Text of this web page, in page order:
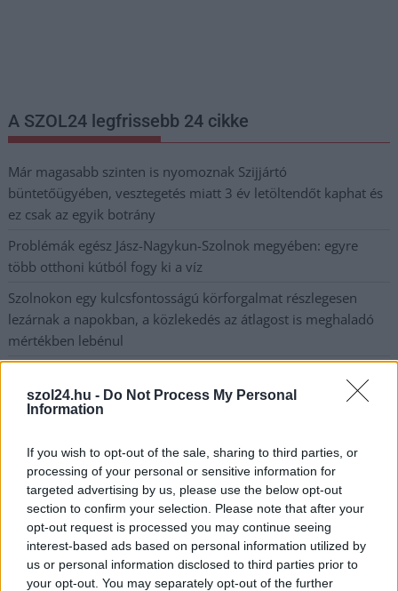
szol24.hu - Do Not Process My Personal
Information
If you wish to opt-out of the sale, sharing to third parties, or
processing of your personal or sensitive information for
targeted advertising by us, please use the below opt-out
section to confirm your selection. Please note that after your
opt-out request is processed you may continue seeing
interest-based ads based on personal information utilized by
us or personal information disclosed to third parties prior to
your opt-out. You may separately opt-out of the further
A SZOL24 legfrissebb 24 cikke
Már magasabb szinten is nyomoznak Szijjártó
büntetőügyében, vesztegetés miatt 3 év letöltendőt kaphat és
ez csak az egyik botrány
Problémák egész Jász-Nagykun-Szolnok megyében: egyre
több otthoni kútból fogy ki a víz
Szolnokon egy kulcsfontosságú körforgalmat részlegesen
lezárnak a napokban, a közlekedés az átlagost is meghaladó
mértékben lebénul
alapos késések alakultak ki a menetrendhez képest,
kimaradás is előfordult
Ön szerint hogy készül a hamisítatlan szolnoki habos isler?
Országos ellenőrzés indult a hazai akkumulátoripari
üzemekben
Az idei év leglassabb növekedését hozta a június a
kiskereskedelemben
Györfi Mihály több tucat vállalkozással egyeztetett a